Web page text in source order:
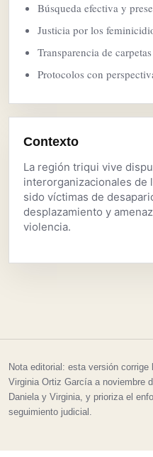
Búsqueda efectiva y
Justicia por los
Transparencia de
Protocolos con
Contexto
La región triqui vive
interorganizacionales de
sido víctimas de
desplazamiento y
violencia.
Nota editorial: esta versión
Virginia Ortiz García a noviembre
Daniela y Virginia, y prioriza el
seguimiento judicial.